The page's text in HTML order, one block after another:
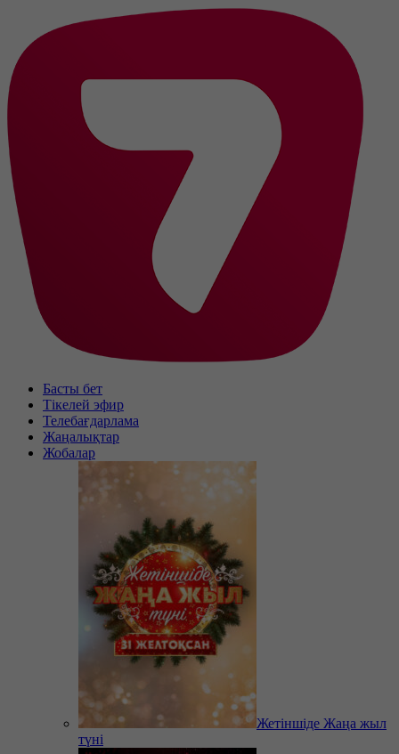
Басты бет
Тікелей эфир
Телебағдарлама
Жаңалықтар
Жобалар
Жетіншіде Жаңа жыл
түні